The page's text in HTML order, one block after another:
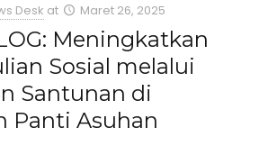
Desk at Maret 26, 2025
Meningkatkan
Sosial melalui
Santunan di
Panti Asuhan